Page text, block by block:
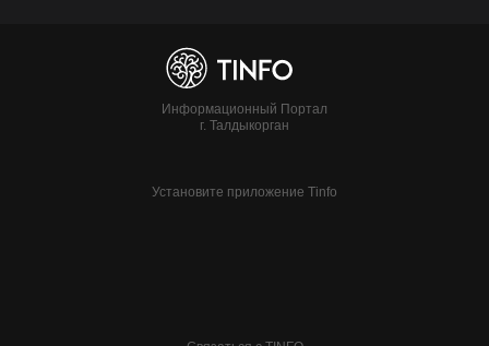
Информационный Портал
г. Талдыкорган
Установите приложение Tinfo